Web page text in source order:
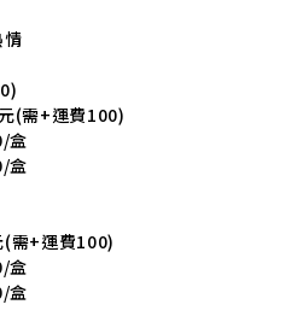
(需+運費100)
盒
盒
需+運費100)
盒
盒